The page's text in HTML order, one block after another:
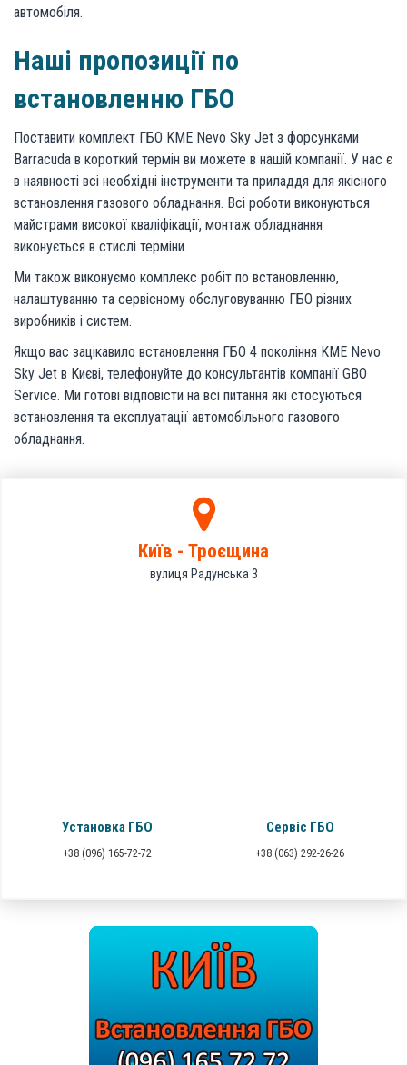
автомобіля.
Наші пропозиції по
встановленню ГБО
Поставити комплект ГБО KME Nevo Sky Jet з форсунками
Barracuda в короткий термін ви можете в нашій компанії. У нас є
в наявності всі необхідні інструменти та приладдя для якісного
встановлення газового обладнання. Всі роботи виконуються
майстрами високої кваліфікації, монтаж обладнання
виконується в стислі терміни.
Ми також виконуємо комплекс робіт по встановленню,
налаштуванню та сервісному обслуговуванню ГБО різних
виробників і систем.
Якщо вас зацікавило встановлення ГБО 4 покоління KME Nevo
Sky Jet в Києві, телефонуйте до консультантів компанії GBO
Service. Ми готові відповісти на всі питання які стосуються
встановлення та експлуатації автомобільного газового
обладнання.
Київ - Троєщина
вулиця Радунська 3
Установка ГБО
+38 (096) 165-72-72
Сервіс ГБО
+38 (063) 292-26-26